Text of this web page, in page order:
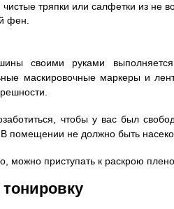
тряпки или салфетки из не
фен.
своими руками
маскировочные маркеры и
чтобы у вас был
В помещении не должно быть
можно приступать к раскрою